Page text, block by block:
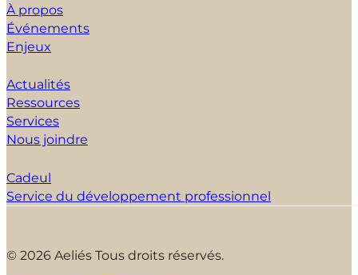
À propos
Événements
Enjeux
Actualités
Ressources
Services
Nous joindre
Cadeul
Service du développement professionnel
© 2026 Aeliés Tous droits réservés.